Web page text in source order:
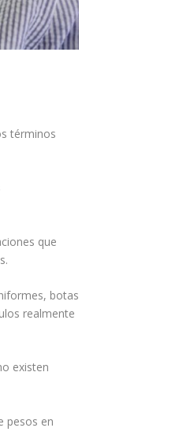
términos
que
botas
realmente
existen
pesos en